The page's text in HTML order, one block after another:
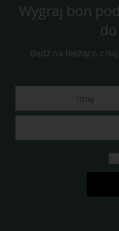
Wygraj bon
Bądź na bieżąco z